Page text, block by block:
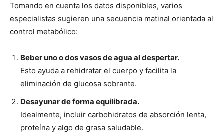
Tomando en cuenta los datos disponibles, varios
especialistas sugieren una secuencia matinal orientada al
control metabólico:
Beber uno o dos vasos de agua al despertar.
Esto ayuda a rehidratar el cuerpo y facilita la
eliminación de glucosa sobrante.
Desayunar de forma equilibrada.
Idealmente, incluir carbohidratos de absorción lenta,
proteína y algo de grasa saludable.